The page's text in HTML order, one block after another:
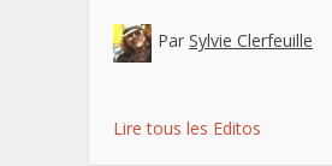
Par Sylvie Clerfeuille
Lire tous les Editos